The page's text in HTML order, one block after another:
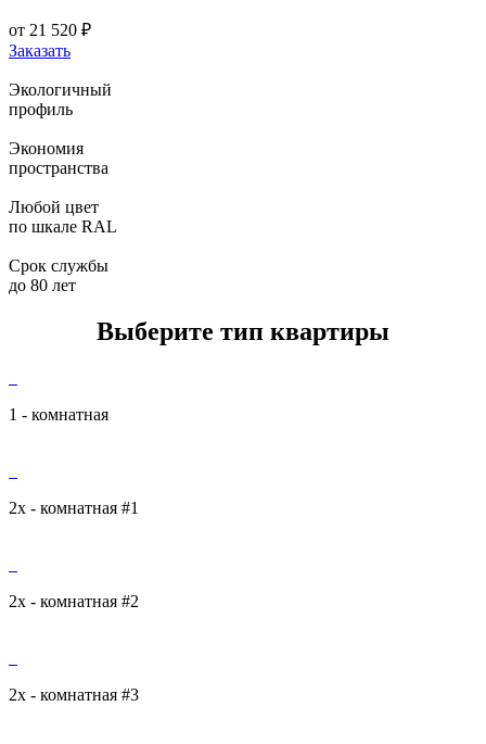
от 21 520 ₽
Заказать
Экологичный
профиль
Экономия
пространства
Любой цвет
по шкале RAL
Срок службы
до 80 лет
Выберите тип квартиры
1 - комнатная
2х - комнатная #1
2х - комнатная #2
2х - комнатная #3